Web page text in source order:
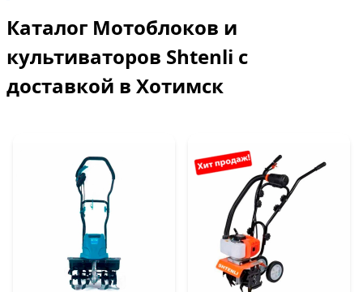
Каталог Мотоблоков и
культиваторов Shtenli с
доставкой в Хотимск